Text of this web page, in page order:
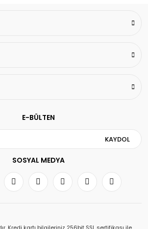
E-BÜLTEN
KAYDOL
SOSYAL MEDYA